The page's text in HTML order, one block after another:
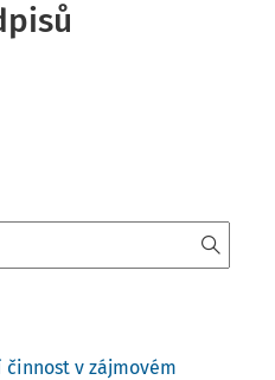
činnost v zájmovém